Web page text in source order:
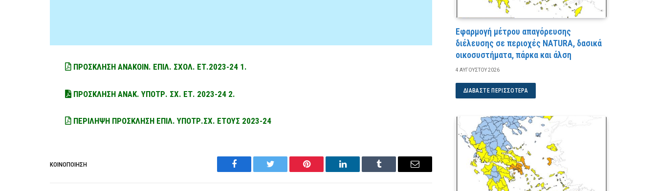
ΠΡΟΣΚΛΗΣΗ ΑΝΑΚΟΙΝ. ΕΠΙΛ. ΣΧΟΛ. ΕΤ.2023-24 1.
ΠΡΟΣΚΛΗΣΗ ΑΝΑΚ. ΥΠΟΤΡ. ΣΧ. ΕΤ. 2023-24 2.
ΠΕΡΙΛΗΨΗ ΠΡΟΣΚΛΗΣΗ ΕΠΙΛ. ΥΠΟΤΡ.ΣΧ. ΕΤΟΥΣ 2023-24
ΚΟΙΝΟΠΟΊΗΣΗ
Facebook Twitter Pinterest LinkedIn Tumblr Email
Εφαρμογή μέτρου απαγόρευσης
διέλευσης σε περιοχές NATURA, δασικά
οικοσυστήματα, πάρκα και άλση
4 ΑΥΓΟΎΣΤΟΥ 2026
ΔΙΑΒΆΣΤΕ ΠΕΡΙΣΣΌΤΕΡΑ